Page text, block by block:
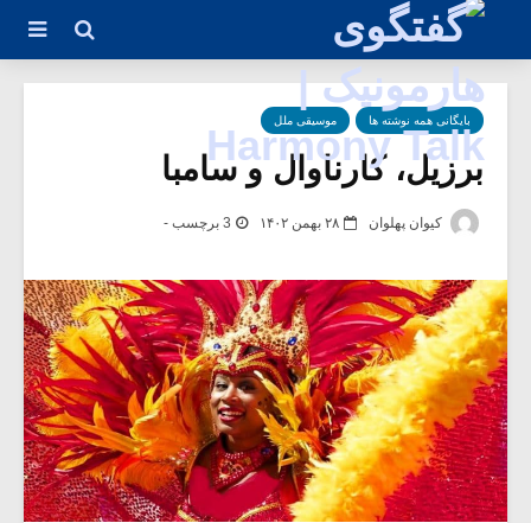
بایگانی همه نوشته ها موسیقی ملل
برزیل، کارناوال و سامبا
کیوان پهلوان ۲۸ بهمن ۱۴۰۲ 3 برچسب -